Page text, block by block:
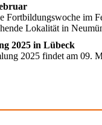
Fortbildungswoche im
Lokalität in
2025 in Lübeck
2025 findet am 09.